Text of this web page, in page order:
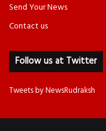
Send Your News
Contact us
Follow us at Twitter
Tweets by NewsRudraksh